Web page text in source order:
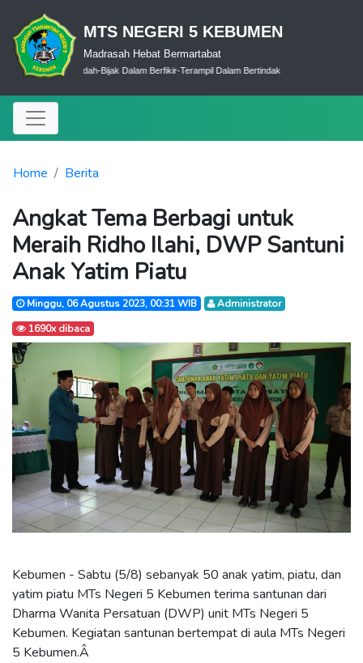
MTS NEGERI 5 KEBUMEN
Madrasah Hebat Bermartabat
Dalam Ibadah-Bijak Dalam Berfikir-Terampil Dalam Bertindak
Home Berita
Angkat Tema Berbagi untuk
Meraih Ridho Ilahi, DWP Santuni
Anak Yatim Piatu
Minggu, 06 Agustus 2023, 00:31 WIB
Administrator
1690x dibaca
Kebumen - Sabtu (5/8) sebanyak 50 anak yatim, piatu, dan
yatim piatu MTs Negeri 5 Kebumen terima santunan dari
Dharma Wanita Persatuan (DWP) unit MTs Negeri 5
Kebumen. Kegiatan santunan bertempat di aula MTs Negeri
5 Kebumen.Â